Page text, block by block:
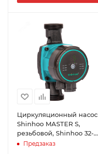
Циркуляционный насос
Shinhoo MASTER S,
резьбовой, Shinhoo 32-6
180 1х230V
Предзаказ